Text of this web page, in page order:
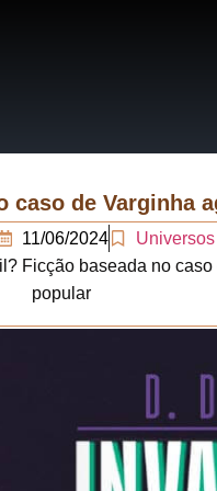
caso de Varginha
11/06/2024
Ficção baseada no
popular